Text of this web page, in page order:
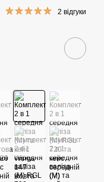
2 відгуки